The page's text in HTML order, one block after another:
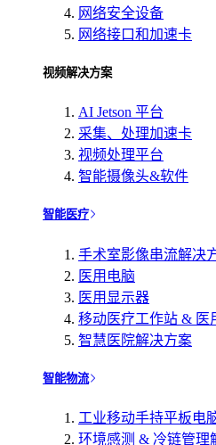
网络安全设备
网络接口和加速卡
视频解决方案
AI Jetson 平台
采集、处理加速卡
视频处理平台
智能摄像头&软件
智能医疗
手术室影像串流解决
医用电脑
医用显示器
移动医疗工作站 & 医
智慧医院解决方案
智能物流
工业移动手持平板电
环境感测 & 冷链管理